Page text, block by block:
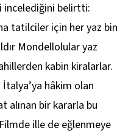
incelediğini belirtti:
tatilciler için her yaz bin
Mondellolular yaz
kabin kiralarlar.
hâkim olan
alınan bir kararla bu
ille de eğlenmeye